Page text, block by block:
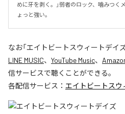
めに牙を剥く。」弱者のロック、噛みつく
ょっと強い。
なお「エイトビートスウィートデイ
LINE MUSIC、 YouTube Music、
信サービスで聴くことができる。
各配信サービス： エイトビートスウ